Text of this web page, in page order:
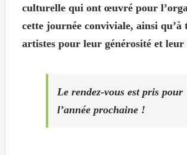
culturelle qui ont œuvré pour
cette journée conviviale, ainsi qu’à
artistes pour leur générosité et leur
Le rendez-vous est pris pour
l’année prochaine !